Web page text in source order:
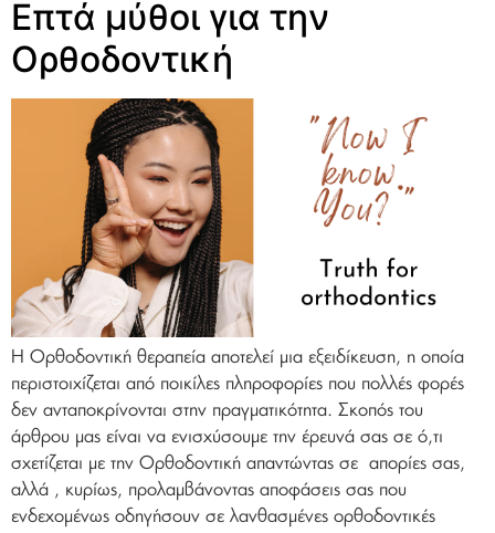
Επτά μύθοι για την
Ορθοδοντική
Η Ορθοδοντική θεραπεία αποτελεί μια εξειδίκευση, η οποία
περιστοιχίζεται από ποικίλες πληροφορίες που πολλές φορές
δεν ανταποκρίνονται στην πραγματικότητα. Σκοπός του
άρθρου μας είναι να ενισχύσουμε την έρευνά σας σε ό,τι
σχετίζεται με την Ορθοδοντική απαντώντας σε απορίες σας,
αλλά , κυρίως, προλαμβάνοντας αποφάσεις σας που
ενδεχομένως οδηγήσουν σε λανθασμένες ορθοδοντικές